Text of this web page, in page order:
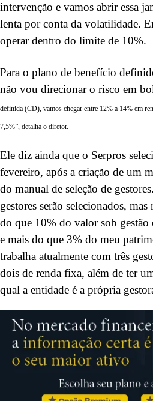
intervenção e vamos abrir essa
lenta por conta da volatilidade.
operar dentro do limite de 10%.
Para o plano de benefício
não vou direcionar o risco em
definida (CD), vamos chegar entre 12% a 14% em
7,5%”, detalha o diretor.
Ele diz ainda que o Serpros
fevereiro, após a criação de um
do manual de seleção de
gestores serão selecionados,
do que 10% do valor sob gestão
e mais do que 3% do meu
trabalha atualmente com três
dois de renda fixa, além de ter
qual a entidade é a própria